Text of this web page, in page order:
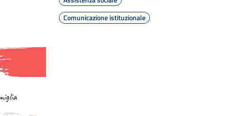
Comunicazione istituzionale